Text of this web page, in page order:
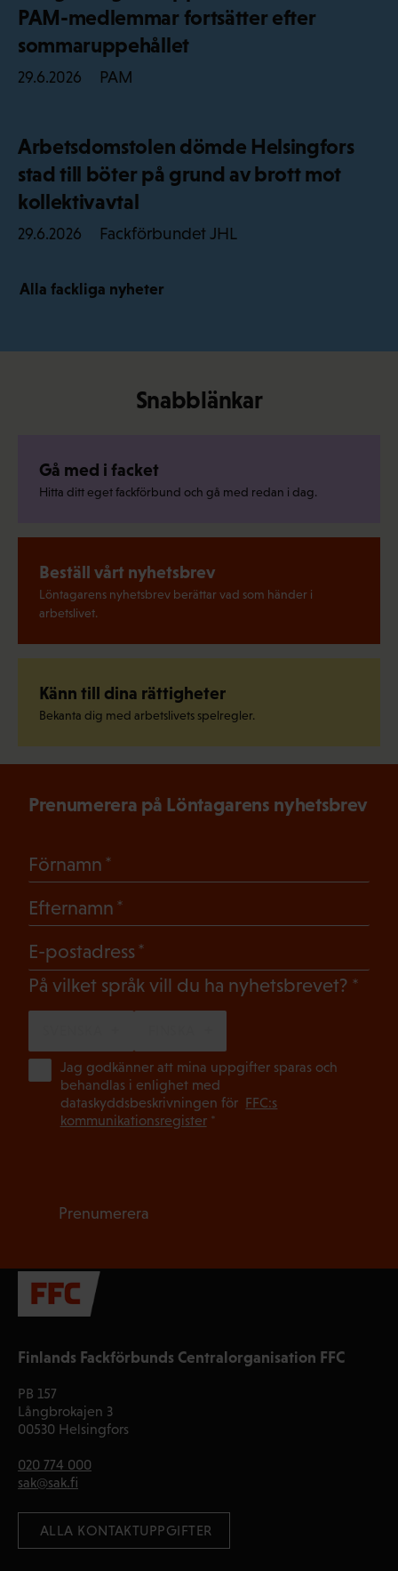
PAM-medlemmar fortsätter efter
sommaruppehållet
29.6.2026 PAM
Arbetsdomstolen dömde Helsingfors
stad till böter på grund av brott mot
kollektivavtal
29.6.2026 Fackförbundet JHL
Alla fackliga nyheter
Snabblänkar
Gå med i facket
Hitta ditt eget fackförbund och gå med redan i dag.
Beställ vårt nyhetsbrev
Löntagarens nyhetsbrev berättar vad som händer i
arbetslivet.
Känn till dina rättigheter
Bekanta dig med arbetslivets spelregler.
Finlands Fackförbunds Centralorganisation FFC
PB 157
Långbrokajen 3
00530 Helsingfors
020 774 000
sak@sak.fi
ALLA KONTAKTUPPGIFTER
Prenumerera på Löntagarens nyhetsbrev
Förnamn
Efternamn
E-postadress
På vilket språk vill du ha nyhetsbrevet?
Jag godkänner att mina uppgifter sparas och
behandlas i enlighet med
dataskyddsbeskrivningen för FFC:s
kommunikationsregister*
Prenumerera